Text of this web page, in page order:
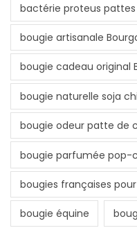
bactérie proteus
bougie artisanale
bougie cadeau original
bougie naturelle soja
bougie odeur patte de
bougie parfumée pop-
bougies françaises
bougie équine